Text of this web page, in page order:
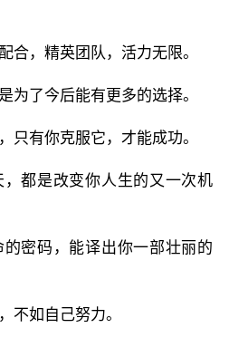
合，精英团队，活力无限。
为了今后能有更多的选择。
只有你克服它，才能成功。
，都是改变你人生的又一次机
的密码，能译出你一部壮丽的
不如自己努力。